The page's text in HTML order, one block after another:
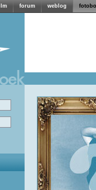
forum weblog